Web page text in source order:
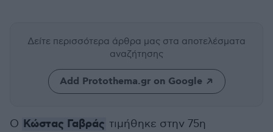
Δείτε περισσότερα άρθρα μας στα αποτελέσματα
αναζήτησης
Add Protothema.gr on Google
Ο Κώστας Γαβράς τιμήθηκε στην 75η